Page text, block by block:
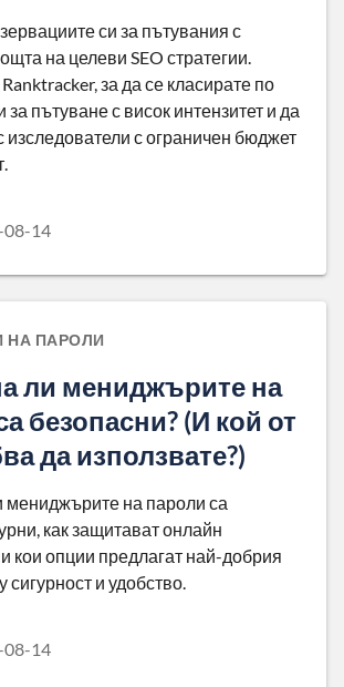
си за пътувания с
на целеви SEO стратегии.
за да се класирате по
пътуване с висок интензитет и да
изследователи с ограничен бюджет
08-14
ПАРОЛИ
ли мениджърите на
безопасни? (И кой от
да използвате?)
мениджърите на пароли са
как защитават онлайн
кои опции предлагат най-добрия
и удобство.
08-14